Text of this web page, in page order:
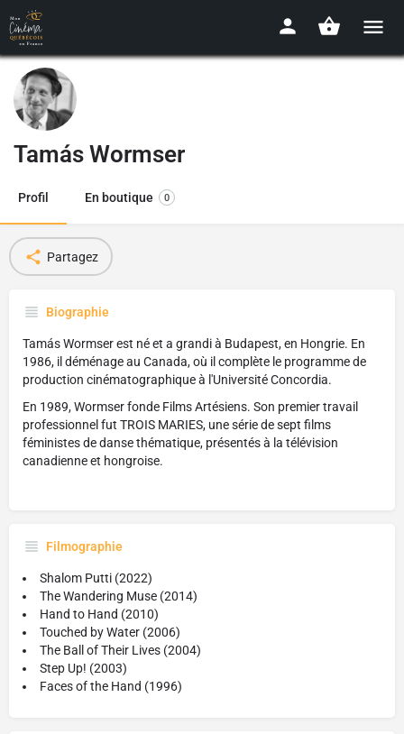
Tamás Wormser
Profil En boutique 0
Partagez
Biographie
Tamás Wormser est né et a grandi à Budapest, en Hongrie. En
1986, il déménage au Canada, où il complète le programme de
production cinématographique à l'Université Concordia.
En 1989, Wormser fonde Films Artésiens. Son premier travail
professionnel fut TROIS MARIES, une série de sept films
féministes de danse thématique, présentés à la télévision
canadienne et hongroise.
Filmographie
Shalom Putti (2022)
The Wandering Muse (2014)
Hand to Hand (2010)
Touched by Water (2006)
The Ball of Their Lives (2004)
Step Up! (2003)
Faces of the Hand (1996)